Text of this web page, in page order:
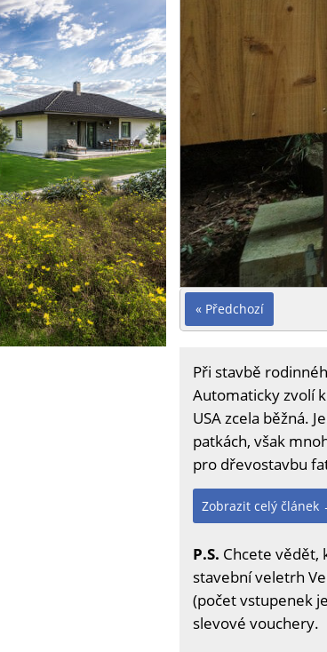
« Předchozí
Při stavbě
Automaticky zvolí
USA zcela běžná.
patkách, však
pro dřevostavbu
Zobrazit celý článek
P.S. Chcete vědět,
stavební veletrh
(počet vstupenek
slevové vouchery.